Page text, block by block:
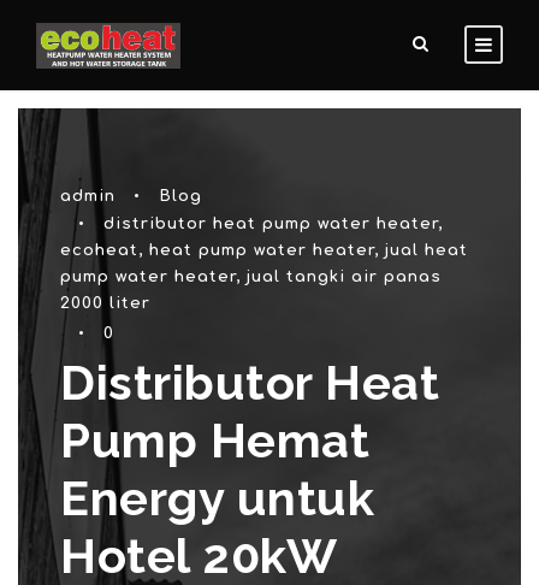
admin •
Blog
•
distributor heat pump water heater,
ecoheat , heat pump water heater, jual heat
pump water heater, jual tangki air panas
2000 liter
•
0
Distributor Heat
Pump Hemat
Energy untuk
Hotel 20kW